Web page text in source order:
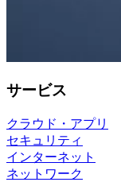
サービス
クラウド・アプリ
セキュリティ
インターネット
ネットワーク